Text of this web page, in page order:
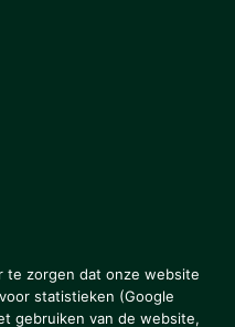
te zorgen dat onze website
statistieken (Google
gebruiken van de website,